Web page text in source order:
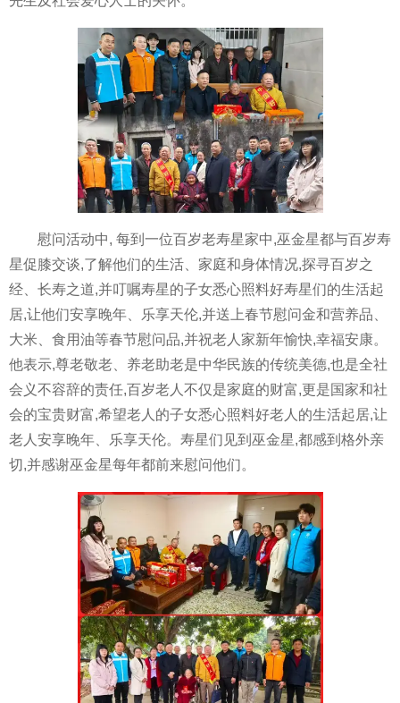
慰问活动中, 每到一位百岁老寿星家中,巫金星都与百岁寿
星促膝交谈,了解他们的生活、家庭和身体情况,探寻百岁之
经、长寿之道,并叮嘱寿星的子女悉心照料好寿星们的生活起
居,让他们安享晚年、乐享天伦,并送上春节慰问金和营养品、
大米、食用油等春节慰问品,并祝老人家新年愉快,幸福安康。
他表示,尊老敬老、养老助老是中华民族的传统美德,也是全社
会义不容辞的责任,百岁老人不仅是家庭的财富,更是国家和社
会的宝贵财富,希望老人的子女悉心照料好老人的生活起居,让
老人安享晚年、乐享天伦。寿星们见到巫金星,都感到格外亲
切,并感谢巫金星每年都前来慰问他们。